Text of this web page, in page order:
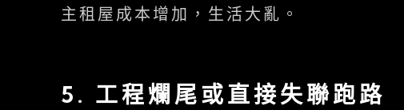
主租屋成本增加，生活大亂。
5. 工程爛尾或直接失聯跑路